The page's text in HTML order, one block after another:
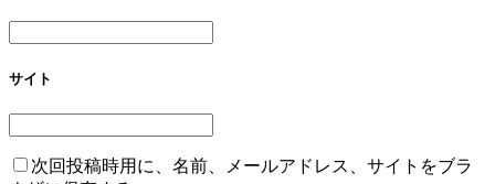
サイト
次回投稿時用に、名前、メールアドレス、サイトをブラ